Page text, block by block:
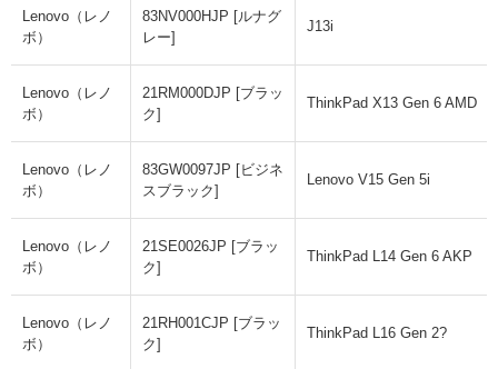
Lenovo（レノ
ボ）
83NV000HJP [ルナグ
レー]
J13i
Lenovo（レノ
ボ）
21RM000DJP [ブラッ
ク]
ThinkPad X13 Gen 6 AMD
Lenovo（レノ
ボ）
83GW0097JP [ビジネ
スブラック]
Lenovo V15 Gen 5i
Lenovo（レノ
ボ）
21SE0026JP [ブラッ
ク]
ThinkPad L14 Gen 6 AKP
Lenovo（レノ
ボ）
21RH001CJP [ブラッ
ク]
ThinkPad L16 Gen 2?